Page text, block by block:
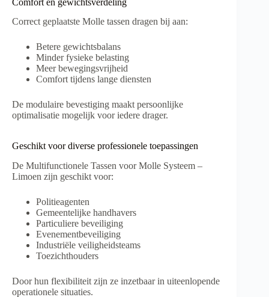
Correct geplaatste Molle tassen dragen bij aan:
Betere gewichtsbalans
Minder fysieke belasting
Meer bewegingsvrijheid
Comfort tijdens lange diensten
De modulaire bevestiging maakt persoonlijke
optimalisatie mogelijk voor iedere drager.
Geschikt voor diverse professionele toepassingen
De Multifunctionele Tassen voor Molle Systeem –
Limoen zijn geschikt voor:
Politieagenten
Gemeentelijke handhavers
Particuliere beveiliging
Evenementbeveiliging
Industriële veiligheidsteams
Toezichthouders
Door hun flexibiliteit zijn ze inzetbaar in uiteenlopende
operationele situaties.